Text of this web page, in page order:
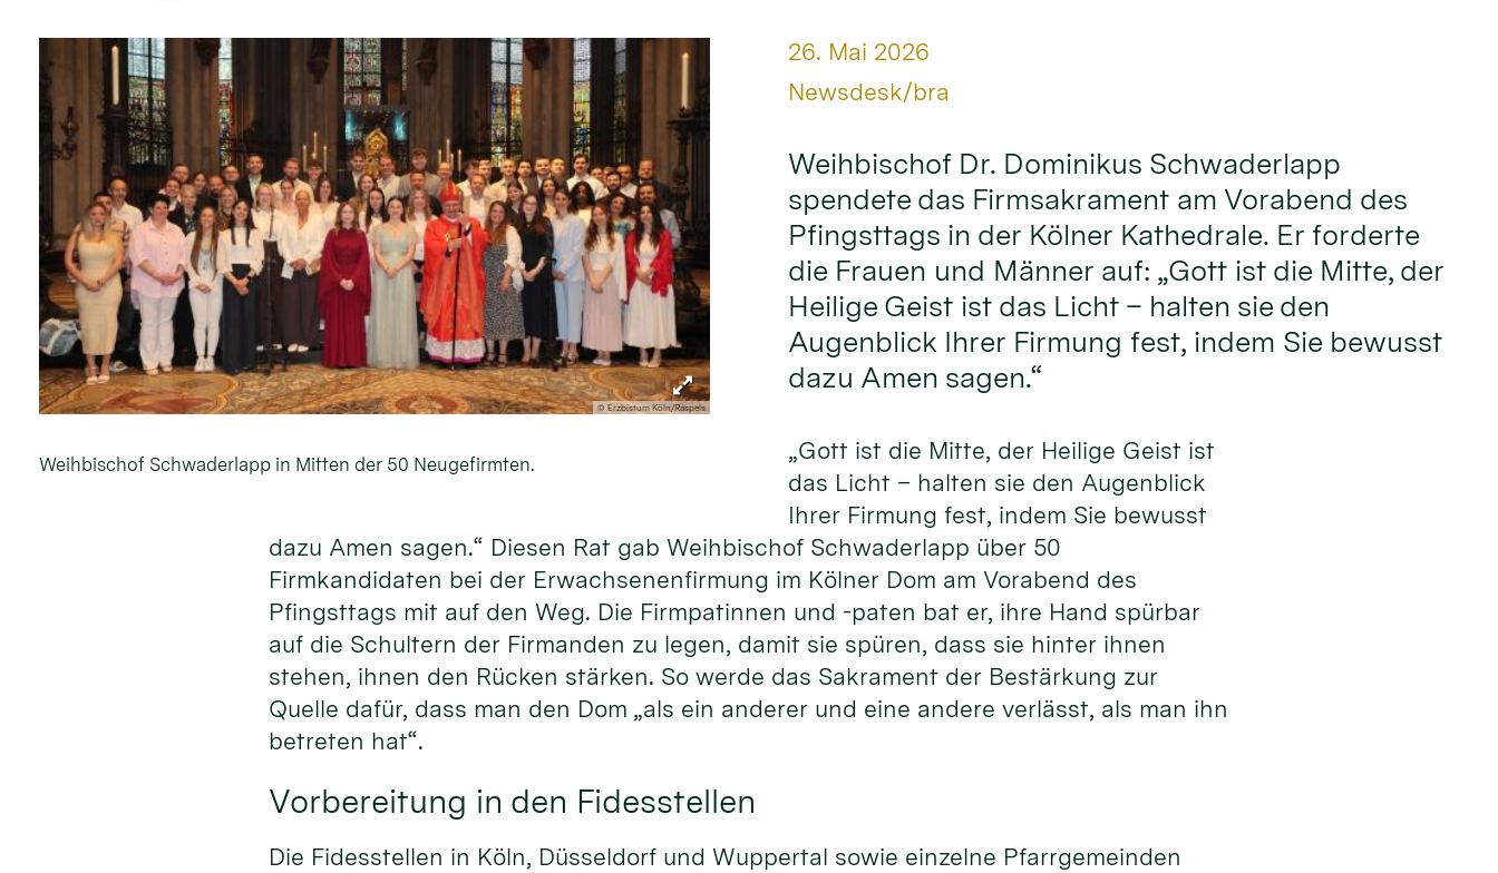
© Erzbistum Köln/Raspels
Weihbischof Schwaderlapp in Mitten der 50 Neugefirmten.
Datum:
26. Mai 2026
Von:
Newsdesk/bra
Weihbischof Dr. Dominikus Schwaderlapp
spendete das Firmsakrament am Vorabend des
Pfingsttags in der Kölner Kathedrale. Er forderte
die Frauen und Männer auf: „Gott ist die Mitte, der
Heilige Geist ist das Licht – halten sie den
Augenblick Ihrer Firmung fest, indem Sie bewusst
dazu Amen sagen.“
„Gott ist die Mitte, der Heilige Geist ist
das Licht – halten sie den Augenblick
Ihrer Firmung fest, indem Sie bewusst
dazu Amen sagen.“ Diesen Rat gab Weihbischof Schwaderlapp über 50
Firmkandidaten bei der Erwachsenenfirmung im Kölner Dom am Vorabend des
Pfingsttags mit auf den Weg. Die Firmpatinnen und -paten bat er, ihre Hand spürbar
auf die Schultern der Firmanden zu legen, damit sie spüren, dass sie hinter ihnen
stehen, ihnen den Rücken stärken. So werde das Sakrament der Bestärkung zur
Quelle dafür, dass man den Dom „als ein anderer und eine andere verlässt, als man ihn
betreten hat“.
Vorbereitung in den Fidesstellen
Die Fidesstellen in Köln, Düsseldorf und Wuppertal sowie einzelne Pfarrgemeinden